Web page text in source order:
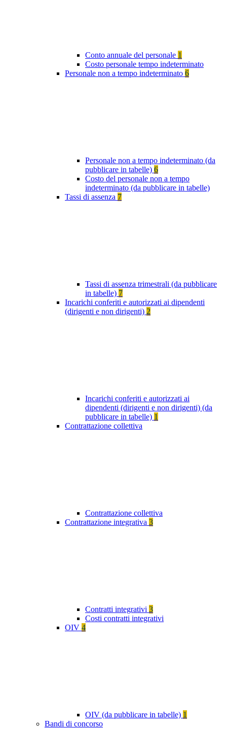
Conto annuale del personale 1
Costo personale tempo indeterminato
Personale non a tempo indeterminato 6
Personale non a tempo indeterminato (da
pubblicare in tabelle) 6
Costo del personale non a tempo
indeterminato (da pubblicare in tabelle)
Tassi di assenza 7
Tassi di assenza trimestrali (da pubblicare
in tabelle) 7
Incarichi conferiti e autorizzati ai dipendenti
(dirigenti e non dirigenti) 2
Incarichi conferiti e autorizzati ai
dipendenti (dirigenti e non dirigenti) (da
pubblicare in tabelle) 1
Contrattazione collettiva
Contrattazione collettiva
Contrattazione integrativa 3
Contratti integrativi 3
Costi contratti integrativi
OIV 4
OIV (da pubblicare in tabelle) 1
Bandi di concorso